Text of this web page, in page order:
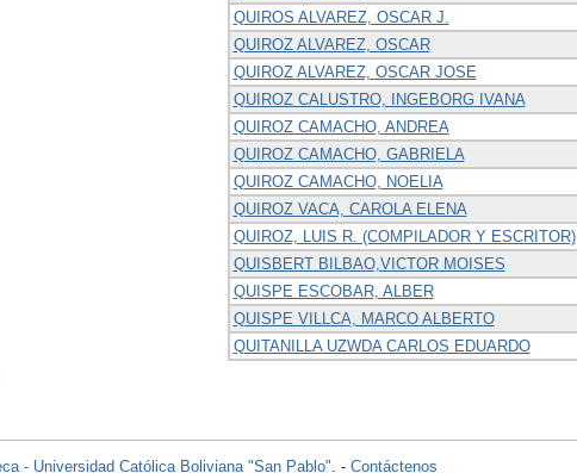
QUIROS ALVAREZ, OSCAR J.
QUIROZ ALVAREZ, OSCAR
QUIROZ ALVAREZ, OSCAR JOSE
QUIROZ CALUSTRO, INGEBORG IVANA
QUIROZ CAMACHO, ANDREA
QUIROZ CAMACHO, GABRIELA
QUIROZ CAMACHO, NOELIA
QUIROZ VACA, CAROLA ELENA
QUIROZ, LUIS R. (COMPILADOR Y ESCRITOR)
QUISBERT BILBAO,VICTOR MOISES
QUISPE ESCOBAR, ALBER
QUISPE VILLCA, MARCO ALBERTO
QUITANILLA UZWDA CARLOS EDUARDO
- Universidad Católica Boliviana "San Pablo". - Contáctenos